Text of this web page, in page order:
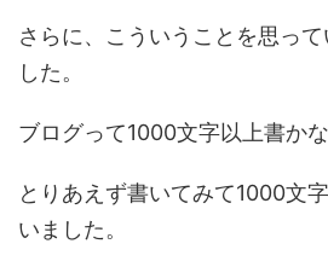
さらに、こういうことを思っ
した。
ブログって1000文字以上書か
とりあえず書いてみて1000文
いました。